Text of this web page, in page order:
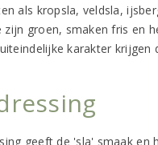
als kropsla, veldsla,
zijn groen, smaken fris en
karakter
geeft de 'sla' smaak en